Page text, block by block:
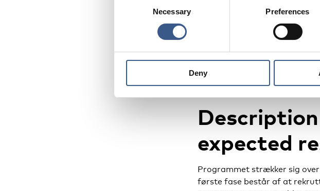
Necessary Preferences
Deny
Sekundær målgruppe:
personer, der er frivillige i
expected
Programmet strækker sig
første fase består af at